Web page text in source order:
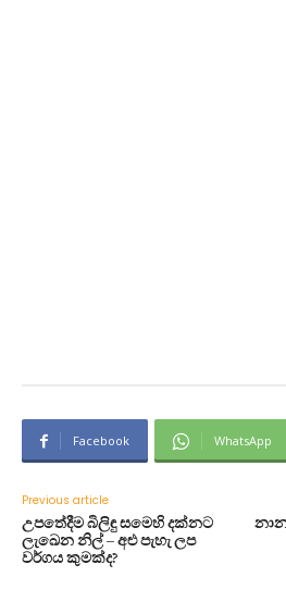
Facebook WhatsApp
Previous article
උපතේදීම බිලිඳු සමෙහි දක්නට
ලැඛෙන නිල් – අළු පැහැ ලප
වර්ගය කුමක්ද?